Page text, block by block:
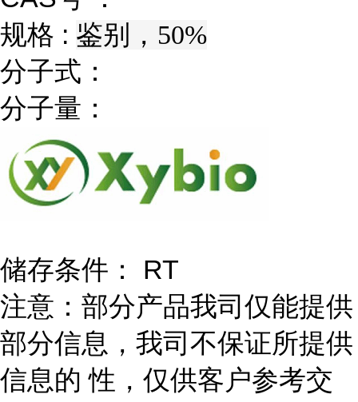
规格 : 鉴别，50%
分子式：
分子量：
储存条件： RT
注意：部分产品我司仅能提供
部分信息，我司不保证所提供
信息的 性，仅供客户参考交